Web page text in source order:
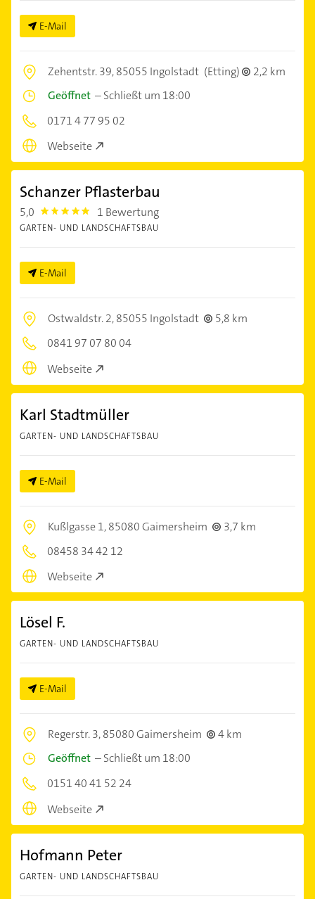
E-Mail
Zehentstr. 39,85055 Ingolstadt (Etting)
2,2 km
Geöffnet –Schließt um 18:00
0171 4 77 95 02
Webseite
Schanzer Pflasterbau
5,0 5.0 1 Bewertung
GARTEN- UND LANDSCHAFTSBAU
E-Mail
Ostwaldstr. 2,85055 Ingolstadt
5,8 km
0841 97 07 80 04
Webseite
Karl Stadtmüller
GARTEN- UND LANDSCHAFTSBAU
E-Mail
Kußlgasse 1,85080 Gaimersheim
3,7 km
08458 34 42 12
Webseite
Lösel F.
GARTEN- UND LANDSCHAFTSBAU
E-Mail
Regerstr. 3,85080 Gaimersheim
4 km
Geöffnet –Schließt um 18:00
0151 40 41 52 24
Webseite
Hofmann Peter
GARTEN- UND LANDSCHAFTSBAU